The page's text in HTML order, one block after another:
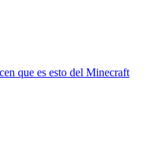
que es esto del Minecraft